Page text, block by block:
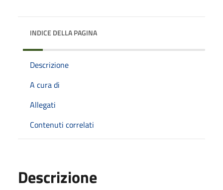
INDICE DELLA PAGINA
Descrizione
A cura di
Allegati
Contenuti correlati
Descrizione